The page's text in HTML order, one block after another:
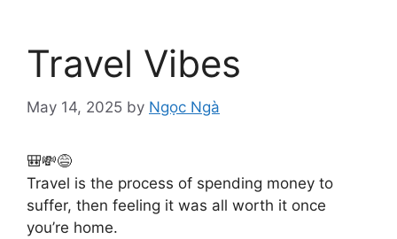
Travel Vibes
May 14, 2025 by Ngọc Ngà
🎒💸😅
Travel is the process of spending money to
suffer, then feeling it was all worth it once
you’re home.